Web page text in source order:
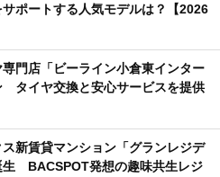
サポートする人気モデルは？【2026
門店「ビーライン小倉東インター
タイヤ交換と安心サービスを提供
新賃貸マンション「グランレジデ
生 BACSPOT発想の趣味共生レジ